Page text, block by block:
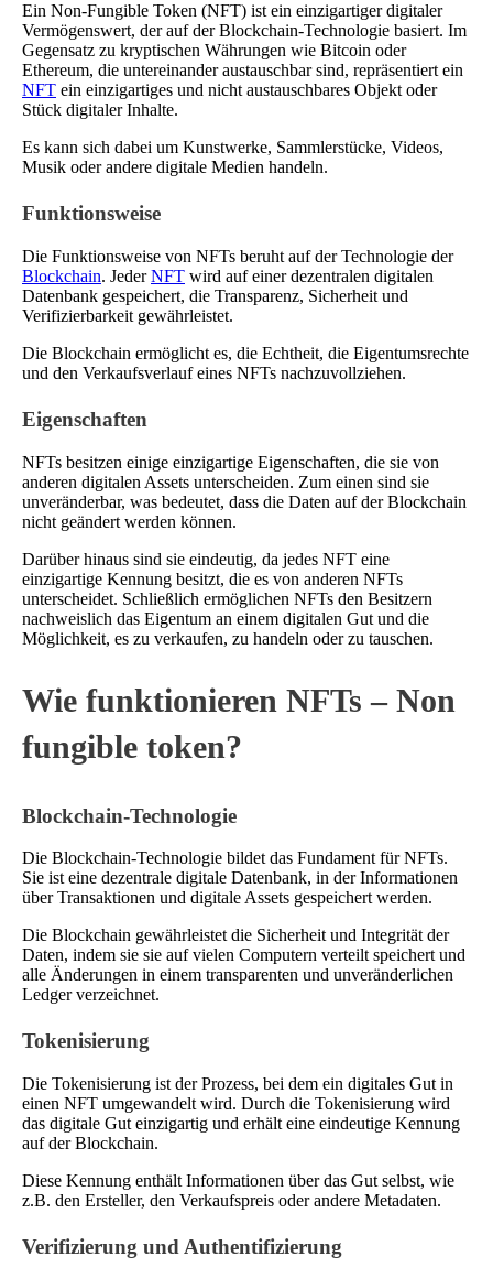
Ein Non-Fungible Token (NFT) ist ein einzigartiger digitaler
Vermögenswert, der auf der Blockchain-Technologie basiert. Im
Gegensatz zu kryptischen Währungen wie Bitcoin oder
Ethereum, die untereinander austauschbar sind, repräsentiert ein
NFT ein einzigartiges und nicht austauschbares Objekt oder
Stück digitaler Inhalte.
Es kann sich dabei um Kunstwerke, Sammlerstücke, Videos,
Musik oder andere digitale Medien handeln.
Funktionsweise
Die Funktionsweise von NFTs beruht auf der Technologie der
Blockchain. JederNFT wird auf einer dezentralen digitalen
Datenbank gespeichert, die Transparenz, Sicherheit und
Verifizierbarkeit gewährleistet.
Die Blockchain ermöglicht es, die Echtheit, die Eigentumsrechte
und den Verkaufsverlauf eines NFTs nachzuvollziehen.
Eigenschaften
NFTs besitzen einige einzigartige Eigenschaften, die sie von
anderen digitalen Assets unterscheiden. Zum einen sind sie
unveränderbar, was bedeutet, dass die Daten auf der Blockchain
nicht geändert werden können.
Darüber hinaus sind sie eindeutig, da jedes NFT eine
einzigartige Kennung besitzt, die es von anderen NFTs
unterscheidet. Schließlich ermöglichen NFTs den Besitzern
nachweislich das Eigentum an einem digitalen Gut und die
Möglichkeit, es zu verkaufen, zu handeln oder zu tauschen.
Wie funktionieren NFTs – Non
fungible token?
Blockchain-Technologie
Die Blockchain-Technologie bildet das Fundament für NFTs.
Sie ist eine dezentrale digitale Datenbank, in der Informationen
über Transaktionen und digitale Assets gespeichert werden.
Die Blockchain gewährleistet die Sicherheit und Integrität der
Daten, indem sie sie auf vielen Computern verteilt speichert und
alle Änderungen in einem transparenten und unveränderlichen
Ledger verzeichnet.
Tokenisierung
Die Tokenisierung ist der Prozess, bei dem ein digitales Gut in
einen NFT umgewandelt wird. Durch die Tokenisierung wird
das digitale Gut einzigartig und erhält eine eindeutige Kennung
auf der Blockchain.
Diese Kennung enthält Informationen über das Gut selbst, wie
z.B. den Ersteller, den Verkaufspreis oder andere Metadaten.
Verifizierung und Authentifizierung